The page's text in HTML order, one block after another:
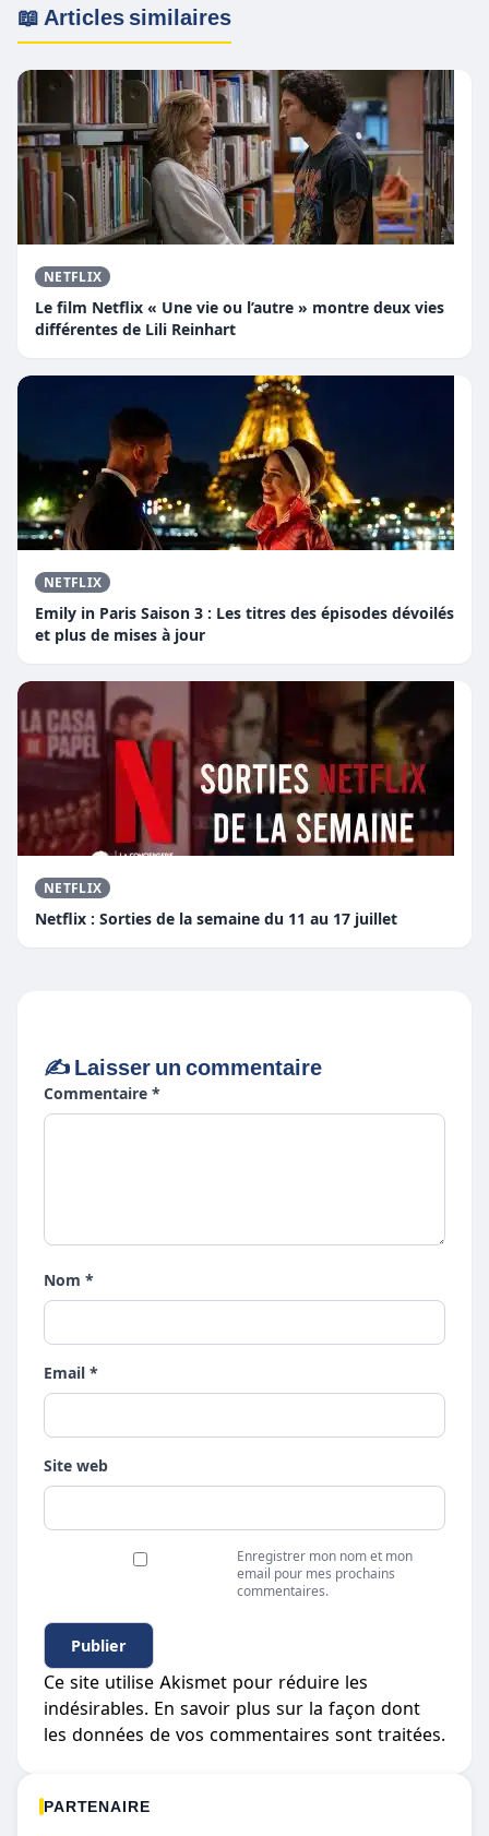
📖 Articles similaires
NETFLIX
Le film Netflix « Une vie ou l’autre » montre deux vies
différentes de Lili Reinhart
NETFLIX
Emily in Paris Saison 3 : Les titres des épisodes dévoilés
et plus de mises à jour
NETFLIX
Netflix : Sorties de la semaine du 11 au 17 juillet
✍️ Laisser un commentaire
Commentaire *
Nom *
Email *
Site web
Enregistrer mon nom et mon
email pour mes prochains
commentaires.
Ce site utilise Akismet pour réduire les
indésirables. En savoir plus sur la façon dont
les données de vos commentaires sont traitées.
PARTENAIRE